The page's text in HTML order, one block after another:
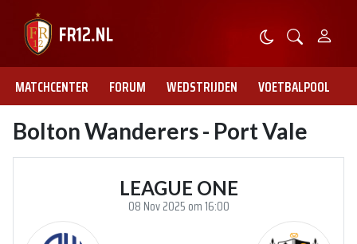
MATCHCENTER FORUM WEDSTRIJDEN VOETBALPOOL
Bolton Wanderers - Port Vale
LEAGUE ONE
08 Nov 2025 om 16:00